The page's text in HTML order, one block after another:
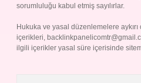
sorumluluğu kabul etmiş sayılırlar.
Hukuka ve yasal düzenlemelere
içerikleri,
ilgili içerikler yasal süre içerisinde